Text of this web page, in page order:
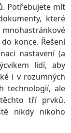
Potřebujete mít
které
konce. Řešení
nastavení (a
lidí, aby
i v rozumných
technologií, ale
tří prvků.
nikdy nikoho